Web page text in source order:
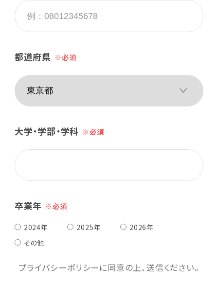
都道府県
大学・学部・学科
卒業年
2024年 2025年
2026年
その他
プライバシーポリシーに同意の上、送信ください。